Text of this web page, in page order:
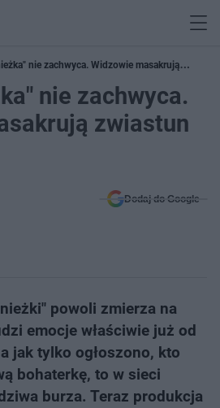
nie zachwyca. Widzowie masakrują
nie zachwyca.
zwiastun
Dodaj do Google
powoli zmierza na
emocje właściwie już od
jak tylko ogłoszono, kto
bohaterkę, to w sieci
burza. Teraz produkcja